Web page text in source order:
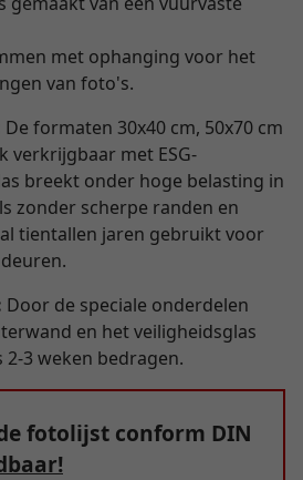
met ophanging voor het
van foto's.
De formaten 30x40 cm, 50x70 cm
verkrijgbaar met ESG-
breekt onder hoge belasting in
zonder scherpe randen en
tientallen jaren gebruikt voor
Door de speciale onderdelen
en het veiligheidsglas
3 weken bedragen.
fotolijst conform DIN